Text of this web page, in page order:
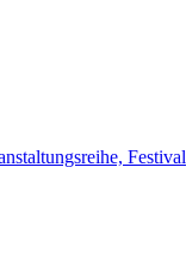
Festival